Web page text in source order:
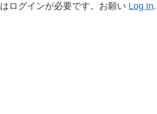
ログインが必要です。お願い Log In